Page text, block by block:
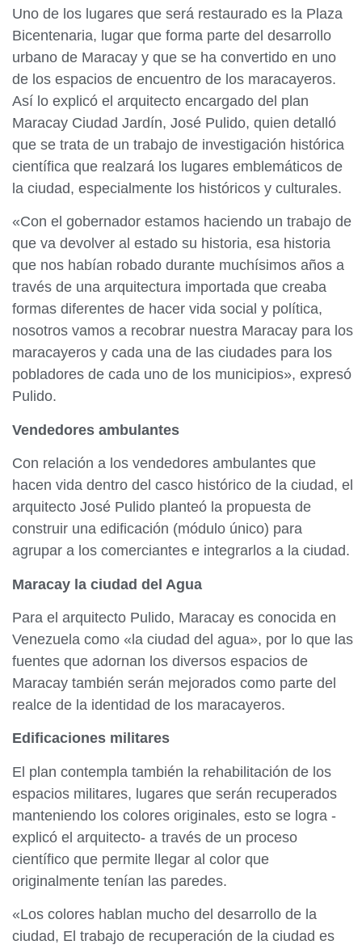
Uno de los lugares que será restaurado es la Plaza
Bicentenaria, lugar que forma parte del desarrollo
urbano de Maracay y que se ha convertido en uno
de los espacios de encuentro de los maracayeros.
Así lo explicó el arquitecto encargado del plan
Maracay Ciudad Jardín, José Pulido, quien detalló
que se trata de un trabajo de investigación histórica
científica que realzará los lugares emblemáticos de
la ciudad, especialmente los históricos y culturales.
«Con el gobernador estamos haciendo un trabajo de
que va devolver al estado su historia, esa historia
que nos habían robado durante muchísimos años a
través de una arquitectura importada que creaba
formas diferentes de hacer vida social y política,
nosotros vamos a recobrar nuestra Maracay para los
maracayeros y cada una de las ciudades para los
pobladores de cada uno de los municipios», expresó
Pulido.
Vendedores ambulantes
Con relación a los vendedores ambulantes que
hacen vida dentro del casco histórico de la ciudad, el
arquitecto José Pulido planteó la propuesta de
construir una edificación (módulo único) para
agrupar a los comerciantes e integrarlos a la ciudad.
Maracay la ciudad del Agua
Para el arquitecto Pulido, Maracay es conocida en
Venezuela como «la ciudad del agua», por lo que las
fuentes que adornan los diversos espacios de
Maracay también serán mejorados como parte del
realce de la identidad de los maracayeros.
Edificaciones militares
El plan contempla también la rehabilitación de los
espacios militares, lugares que serán recuperados
manteniendo los colores originales, esto se logra -
explicó el arquitecto- a través de un proceso
científico que permite llegar al color que
originalmente tenían las paredes.
«Los colores hablan mucho del desarrollo de la
ciudad, El trabajo de recuperación de la ciudad es